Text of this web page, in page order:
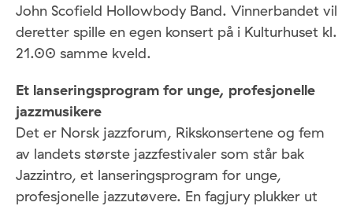
John Scofield Hollowbody Band. Vinnerbandet vil
deretter spille en egen konsert på i Kulturhuset kl.
21.00 samme kveld.
Et lanseringsprogram for unge, profesjonelle
jazzmusikere
Det er Norsk jazzforum, Rikskonsertene og fem
av landets største jazzfestivaler som står bak
Jazzintro, et lanseringsprogram for unge,
profesjonelle jazzutøvere. En fagjury plukker ut